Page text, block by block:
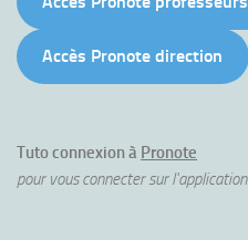
Accès Pronote direction
Tuto connexion à Pronote
pour vous connecter sur l'application